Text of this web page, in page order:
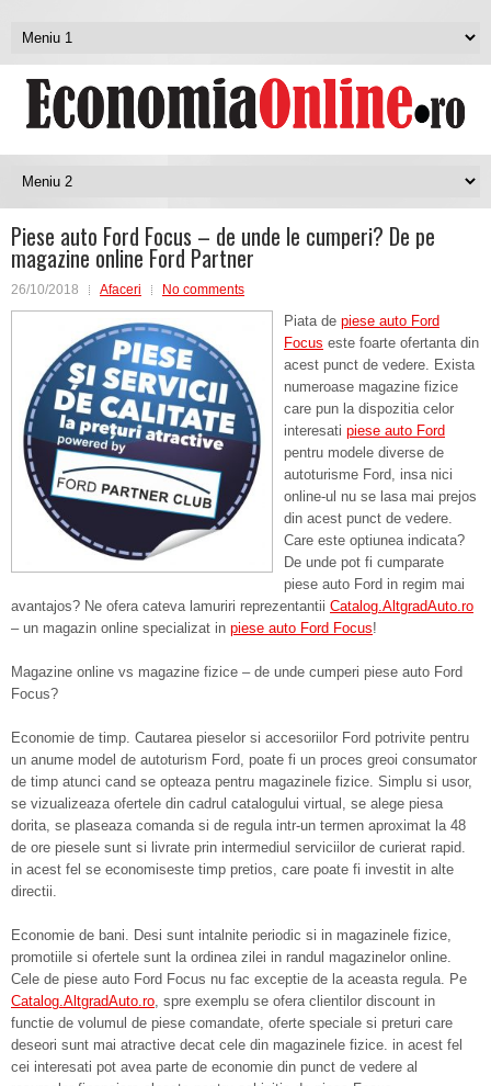
Piese auto Ford Focus – de unde le cumperi? De pe
magazine online Ford Partner
26/10/2018 Afaceri No comments
Piata de piese auto Ford
Focus este foarte ofertanta din
acest punct de vedere. Exista
numeroase magazine fizice
care pun la dispozitia celor
interesati piese auto Ford
pentru modele diverse de
autoturisme Ford, insa nici
online-ul nu se lasa mai prejos
din acest punct de vedere.
Care este optiunea indicata?
De unde pot fi cumparate
piese auto Ford in regim mai
avantajos? Ne ofera cateva lamuriri reprezentantii Catalog.AltgradAuto.ro
– un magazin online specializat in piese auto Ford Focus!
Magazine online vs magazine fizice – de unde cumperi piese auto Ford
Focus?
Economie de timp. Cautarea pieselor si accesoriilor Ford potrivite pentru
un anume model de autoturism Ford, poate fi un proces greoi consumator
de timp atunci cand se opteaza pentru magazinele fizice. Simplu si usor,
se vizualizeaza ofertele din cadrul catalogului virtual, se alege piesa
dorita, se plaseaza comanda si de regula intr-un termen aproximat la 48
de ore piesele sunt si livrate prin intermediul serviciilor de curierat rapid.
in acest fel se economiseste timp pretios, care poate fi investit in alte
directii.
Economie de bani. Desi sunt intalnite periodic si in magazinele fizice,
promotiile si ofertele sunt la ordinea zilei in randul magazinelor online.
Cele de piese auto Ford Focus nu fac exceptie de la aceasta regula. Pe
Catalog.AltgradAuto.ro, spre exemplu se ofera clientilor discount in
functie de volumul de piese comandate, oferte speciale si preturi care
deseori sunt mai atractive decat cele din magazinele fizice. in acest fel
cei interesati pot avea parte de economie din punct de vedere al